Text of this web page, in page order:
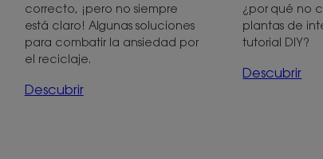
correcto, ¡pero no siempre
está claro! Algunas soluciones
para combatir la ansiedad por
el reciclaje.
Descubrir
¿por qué no
plantas de
tutorial DIY?
Descubrir